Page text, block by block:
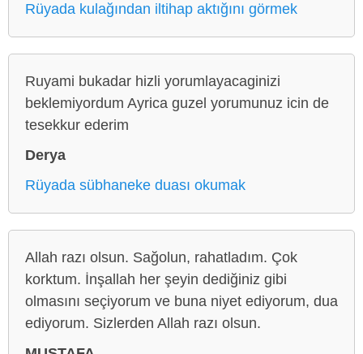
Rüyada kulağından iltihap aktığını görmek
Ruyami bukadar hizli yorumlayacaginizi
beklemiyordum Ayrica guzel yorumunuz icin de
tesekkur ederim
Derya
Rüyada sübhaneke duası okumak
Allah razı olsun. Sağolun, rahatladım. Çok
korktum. İnşallah her şeyin dediğiniz gibi
olmasını seçiyorum ve buna niyet ediyorum, dua
ediyorum. Sizlerden Allah razı olsun.